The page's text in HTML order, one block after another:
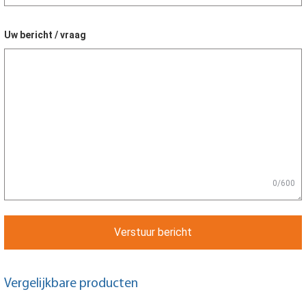
Uw bericht / vraag
0/600
Verstuur bericht
Vergelijkbare producten